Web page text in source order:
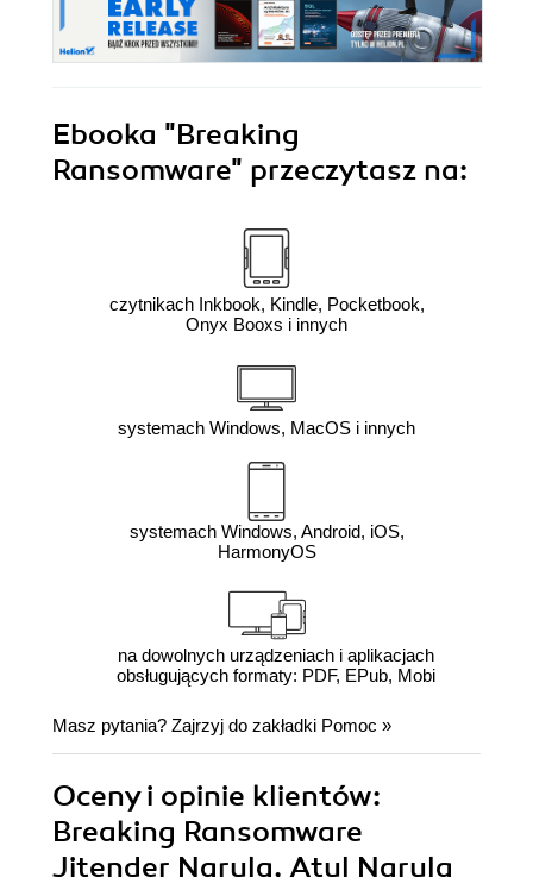
Ebooka "Breaking
Ransomware" przeczytasz na:
czytnikach Inkbook, Kindle, Pocketbook,
Onyx Booxs i innych
systemach Windows, MacOS i innych
systemach Windows, Android, iOS,
HarmonyOS
na dowolnych urządzeniach i aplikacjach
obsługujących formaty: PDF, EPub, Mobi
Masz pytania? Zajrzyj do zakładki Pomoc »
Oceny i opinie klientów:
Breaking Ransomware
Jitender Narula, Atul Narula